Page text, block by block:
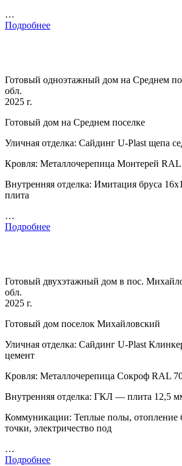
…
Подробнее
Готовый одноэтажный дом на Среднем
обл.
2025 г.
Готовый дом на Среднем поселке
Уличная отделка: Сайдинг U-Plast щепа
Кровля: Металлочерепица Монтерей RAL
Внутренняя отделка: Имитация бруса
плита
…
Подробнее
Готовый двухэтажный дом в пос.
обл.
2025 г.
Готовый дом поселок Михайловский
Уличная отделка: Сайдинг U-Plast
цемент
Кровля: Металлочерепица Сокроф RAL
Внутренняя отделка: ГКЛ — плита 12,5
Коммуникации: Теплые полы, отопление
точки, электричество под
…
Подробнее